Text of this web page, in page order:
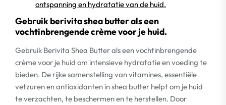
ontspanning en hydratatie van de huid.
Gebruik berivita shea butter als een
vochtinbrengende crème voor je huid.
Gebruik Berivita Shea Butter als een vochtinbrengende
crème voor je huid om intensieve hydratatie en voeding te
bieden. De rijke samenstelling van vitamines, essentiële
vetzuren en antioxidanten in shea butter helpt om je huid
te verzachten, te beschermen en te herstellen. Door